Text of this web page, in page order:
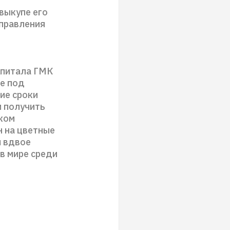
его
ГМК
под
сроки
на цветные
вдвое
мире среди